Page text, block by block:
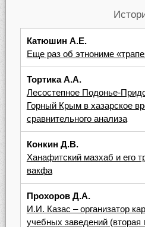
Катюшин А.Е.
Еще раз об этнониме
Тортика А.А.
Лесостепное Подонье-
Горный Крым в хазарское
сравнительного анализа
Конкин Д.В.
Ханафитский мазхаб и его
вакфа
Прохоров Д.А.
И.И. Казас – организатор
учебных заведений (вторая